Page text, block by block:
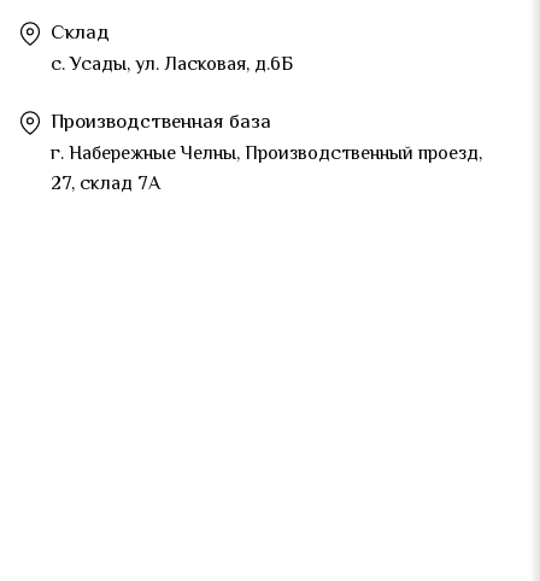
Склад
с. Усады, ул. Ласковая, д.6Б
Производственная база
г. Набережные Челны, Производственный проезд,
27, склад 7А